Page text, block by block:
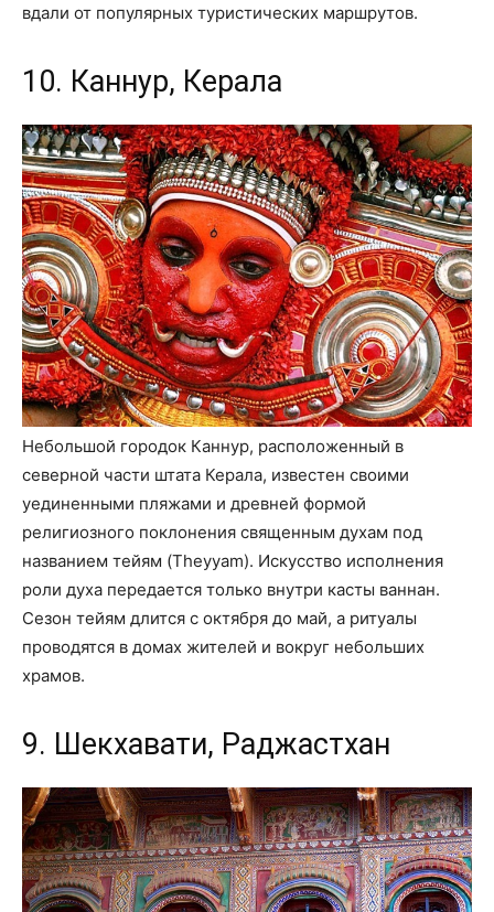
вдали от популярных туристических маршрутов.
10. Каннур, Керала
Небольшой городок Каннур, расположенный в
северной части штата Керала, известен своими
уединенными пляжами и древней формой
религиозного поклонения священным духам под
названием тейям (Theyyam). Искусство исполнения
роли духа передается только внутри касты ваннан.
Сезон тейям длится с октября до май, а ритуалы
проводятся в домах жителей и вокруг небольших
храмов.
9. Шекхавати, Раджастхан